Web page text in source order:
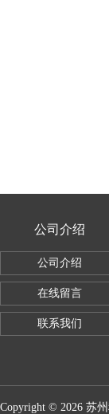
公司介绍
公司介绍
在线留言
联系我们
Copyright © 2026 苏